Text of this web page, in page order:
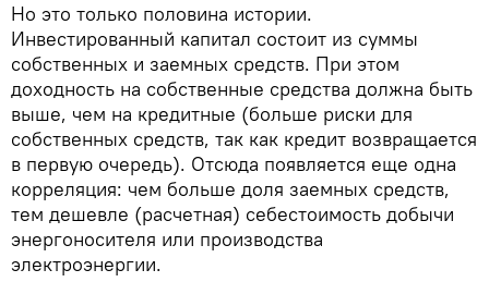
Но это только половина истории.
Инвестированный капитал состоит из суммы
собственных и заемных средств. При этом
доходность на собственные средства должна быть
выше, чем на кредитные (больше риски для
собственных средств, так как кредит возвращается
в первую очередь). Отсюда появляется еще одна
корреляция: чем больше доля заемных средств,
тем дешевле (расчетная) себестоимость добычи
энергоносителя или производства
электроэнергии.